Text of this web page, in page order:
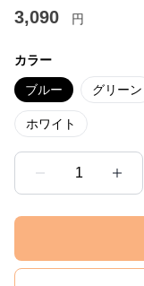
3,090 円
カラー
ブルー グリーン
ホワイト
1